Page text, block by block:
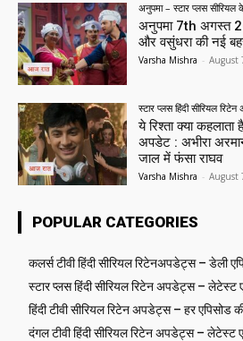
अनुपमा – स्टार प्लस सीरियल
अनुपमा 7th अगस्त
और वसुंधरा की नई
Varsha Mishra - August
स्टार प्लस हिंदी सीरियल
ये रिश्ता क्या
अपडेट : अभीरा
जाल में फंसा राघव
Varsha Mishra - August
POPULAR CATEGORIES
कलर्स टीवी हिंदी सीरियल रिटेनअपडेट्स – डेली
स्टार प्लस हिंदी सीरियल रिटेन अपडेट्स – लेटेस्ट
हिंदी टीवी सीरियल रिटेन अपडेट्स – हर एपिसोड की
दंगल टीवी हिंदी सीरियल रिटेन अपडेट्स – लेटेस्ट